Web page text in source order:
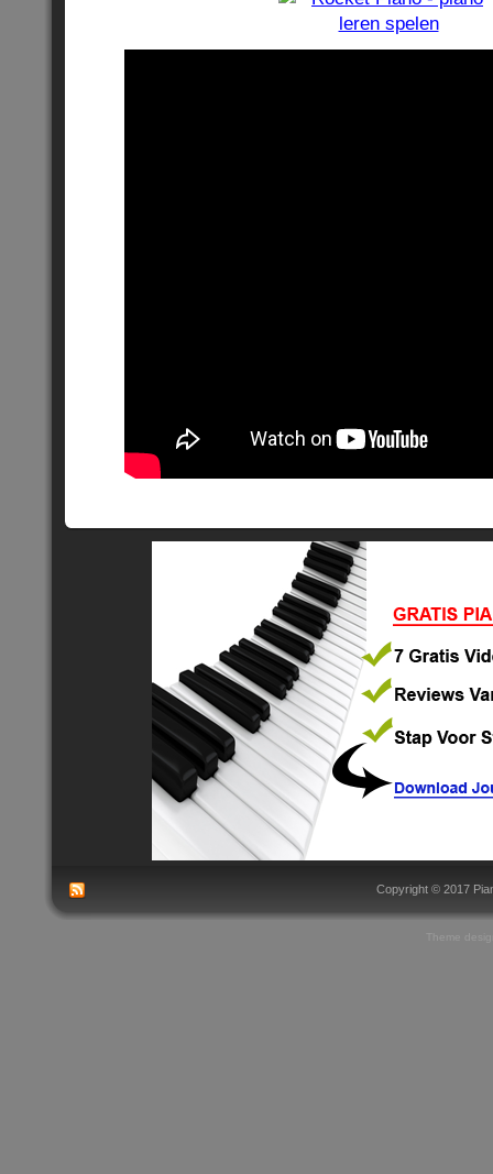
Copyright © 2017